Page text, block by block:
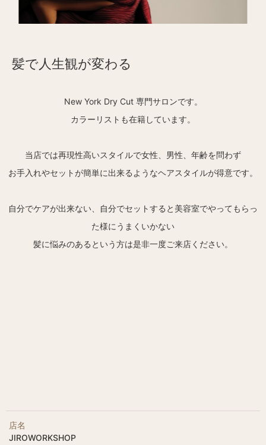
髪で人生観が変わる
New York Dry Cut 専門サロンです。
カラーリストも在籍しています。
当店では再現性高いスタイルで女性、男性、年齢を問わず
お手入れやセットが簡単に出来るようなヘアスタイルが得意です。
自分でケアが出来ない、自分でセットすると美容室でやってもらっ
た様にうまくいかない
髪に悩みのあるという方は是非一度ご来店ください。
店名
JIROWORKSHOP